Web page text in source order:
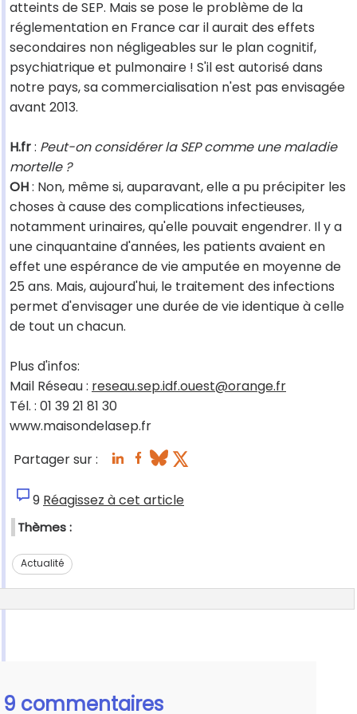
atteints de SEP. Mais se pose le problème de la
réglementation en France car il aurait des effets
secondaires non négligeables sur le plan cognitif,
psychiatrique et pulmonaire ! S'il est autorisé dans
notre pays, sa commercialisation n'est pas envisagée
avant 2013.
H.fr: Peut-on considérer la SEP comme une maladie
mortelle ?
OH: Non, même si, auparavant, elle a pu précipiter les
choses à cause des complications infectieuses,
notamment urinaires, qu'elle pouvait engendrer. Il y a
une cinquantaine d'années, les patients avaient en
effet une espérance de vie amputée en moyenne de
25 ans. Mais, aujourd'hui, le traitement des infections
permet d'envisager une durée de vie identique à celle
de tout un chacun.
Plus d'infos:
Mail Réseau : reseau.sep.idf.ouest@orange.fr
Tél. : 01 39 21 81 30
www.maisondelasep.fr
Partager sur :
9 Réagissez à cet article
Thèmes :
Actualité
9 commentaires